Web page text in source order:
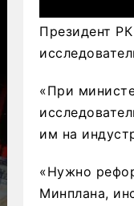
Президент
«При
им на
«Нужно
Минплана,